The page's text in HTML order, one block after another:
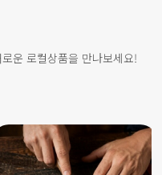
운 로컬상품을 만나보세요!